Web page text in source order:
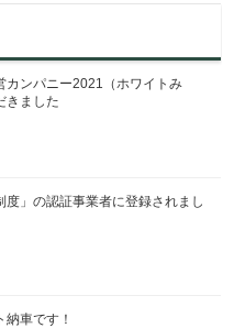
カンパニー2021（ホワイトみ
きました
度」の認証事業者に登録されまし
車です！